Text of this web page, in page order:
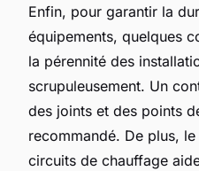
Enfin, pour garantir la
équipements, quelques
la pérennité des
scrupuleusement. Un
des joints et des points
recommandé. De plus,
circuits de chauffage